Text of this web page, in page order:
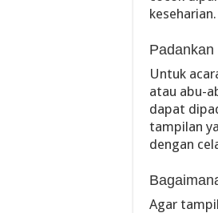
keseharian.
Untuk
atau abu-
dapat
tampilan
dengan
Agar